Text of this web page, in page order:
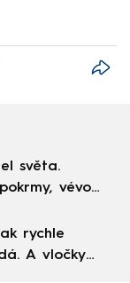
světa.
vévodí
rychle
A vločky